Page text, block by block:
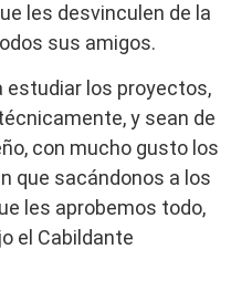
les desvinculen de la
sus amigos.
estudiar los proyectos,
y sean de
con mucho gusto los
que sacándonos a los
les aprobemos todo,
el Cabildante